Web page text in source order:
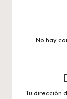
No hay
Tu dirección